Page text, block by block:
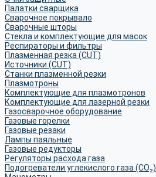
Палатки сварщика
Сварочное покрывало
Сварочные шторы
Стекла и комплектующие для масок
Респираторы и фильтры
Плазменная резка (CUT)
Источники (CUT)
Станки плазменной резки
Плазмотроны
Комплектующие для плазмотронов
Комплектующие для лазерной резки
Газосварочное оборудование
Газовые горелки
Газовые резаки
Лампы паяльные
Газовые редукторы
Регуляторы расхода газа
Подогреватели углекислого газа (CO₂)